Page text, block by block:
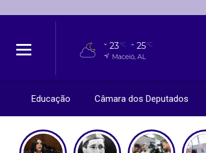
23°C 25°C
Maceió, AL
Educação Câmara dos Deputados